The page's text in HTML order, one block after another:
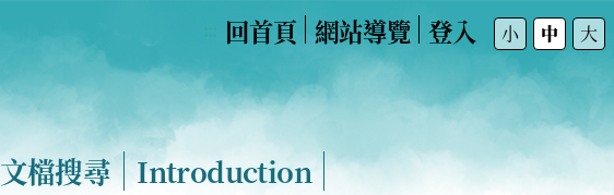
回首頁 網站導覽 登入 小 中 大
文檔搜尋 Introduction